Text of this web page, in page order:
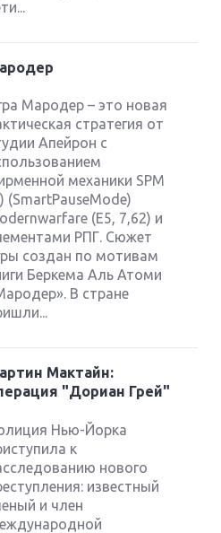
Мародер – это новая
стратегия от
Апейрон с
механики SPM
(SmartPauseMode)
(Е5, 7,62) и
РПГ. Сюжет
создан по мотивам
Беркема Аль Атоми
В стране
Мактайн:
"Дориан Грей"
Нью-Йорка
к
нового
известный
и член